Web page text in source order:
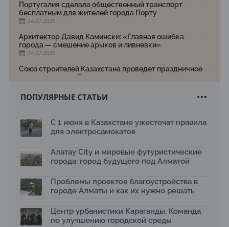
Португалия сделала общественный транспорт
бесплатным для жителей города Порту
24.07.2026
Архитектор Давид Камински: «Главная ошибка
города — смешение арыков и ливневки»
24.07.2026
Союз строителей Казахстана проведет праздничное
мероприятие ко Дню строителя
Новый Строительный кодекс: что изменилось для
17.07.2026
рободоставки в Астане
15.07.2026
2026 принимает заявки до 31 июля
13.07.2026
темой новой выставки в «Целинном»
13.07.2026
ПОПУЛЯРНЫЕ СТАТЬИ
С 1 июня в Казахстане ужесточат правила
для электросамокатов
Алатау City и мировые футуристические
города: город будущего под Алматой
Проблемы проектов благоустройства в
городе Алматы и как их нужно решать
Центр урбанистики Караганды. Команда
по улучшению городской среды